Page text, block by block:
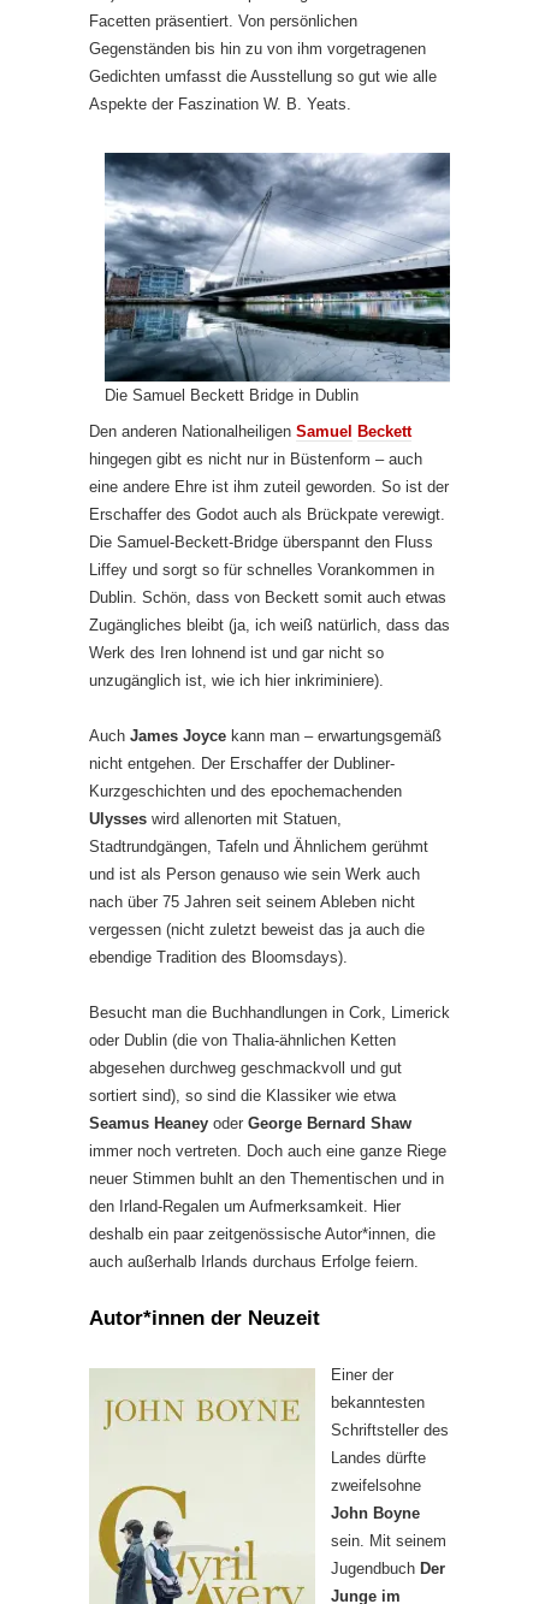
Facetten präsentiert. Von persönlichen
Gegenständen bis hin zu von ihm vorgetragenen
Gedichten umfasst die Ausstellung so gut wie alle
Aspekte der Faszination W. B. Yeats.
Die Samuel Beckett Bridge in Dublin
Den anderen Nationalheiligen Samuel
Beckett
hingegen gibt es nicht nur in Büstenform – auch
eine andere Ehre ist ihm zuteil geworden. So ist der
Erschaffer des Godot auch als Brückpate verewigt.
Die Samuel-Beckett-Bridge überspannt den Fluss
Liffey und sorgt so für schnelles Vorankommen in
Dublin. Schön, dass von Beckett somit auch etwas
Zugängliches bleibt (ja, ich weiß natürlich, dass das
Werk des Iren lohnend ist und gar nicht so
unzugänglich ist, wie ich hier inkriminiere).
Auch James Joyce kann man – erwartungsgemäß
nicht entgehen. Der Erschaffer der Dubliner-
Kurzgeschichten und des epochemachenden
Ulysses wird allenorten mit Statuen,
Stadtrundgängen, Tafeln und Ähnlichem gerühmt
und ist als Person genauso wie sein Werk auch
nach über 75 Jahren seit seinem Ableben nicht
vergessen (nicht zuletzt beweist das ja auch die
ebendige Tradition des Bloomsdays).
Besucht man die Buchhandlungen in Cork, Limerick
oder Dublin (die von Thalia-ähnlichen Ketten
abgesehen durchweg geschmackvoll und gut
sortiert sind), so sind die Klassiker wie etwa
Seamus Heaney oder George Bernard Shaw
immer noch vertreten. Doch auch eine ganze Riege
neuer Stimmen buhlt an den Thementischen und in
den Irland-Regalen um Aufmerksamkeit. Hier
deshalb ein paar zeitgenössische Autor*innen, die
auch außerhalb Irlands durchaus Erfolge feiern.
Autor*innen der Neuzeit
Einer der
bekanntesten
Schriftsteller des
Landes dürfte
zweifelsohne
John Boyne
sein. Mit seinem
Jugendbuch Der
Junge im